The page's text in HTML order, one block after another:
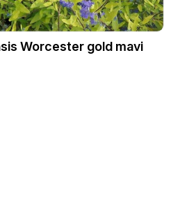
Worcester gold mavi